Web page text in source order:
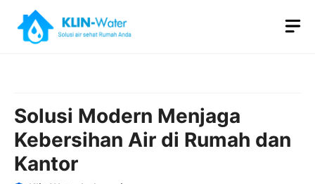
content
Solusi Modern Menjaga
Kebersihan Air di Rumah dan
Kantor